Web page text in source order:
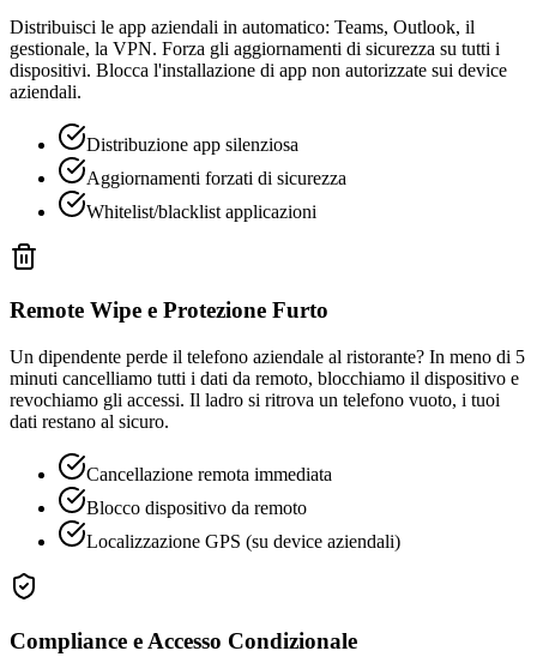
Distribuisci le app aziendali in automatico: Teams, Outlook, il
gestionale, la VPN. Forza gli aggiornamenti di sicurezza su tutti i
dispositivi. Blocca l'installazione di app non autorizzate sui device
aziendali.
Distribuzione app silenziosa
Aggiornamenti forzati di sicurezza
Whitelist/blacklist applicazioni
Remote Wipe e Protezione Furto
Un dipendente perde il telefono aziendale al ristorante? In meno di 5
minuti cancelliamo tutti i dati da remoto, blocchiamo il dispositivo e
revochiamo gli accessi. Il ladro si ritrova un telefono vuoto, i tuoi
dati restano al sicuro.
Cancellazione remota immediata
Blocco dispositivo da remoto
Localizzazione GPS (su device aziendali)
Compliance e Accesso Condizionale